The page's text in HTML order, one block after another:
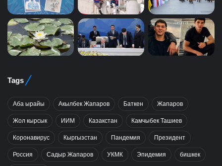
Tags
Аба ырайы Акылбек Жапаров Баткен Жапаров
Жол кырсык ИИМ Казакстан Камчыбек Ташиев
Коронавирус Кыргызстан Пандемия Президент
Россия Садыр Жапаров УКМК Эпидемия бишкек